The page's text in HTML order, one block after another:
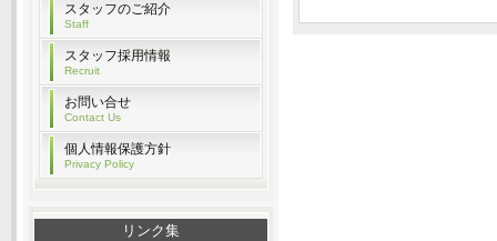
スタッフのご紹介
Staff
スタッフ採用情報
Recruit
お問い合せ
Contact Us
個人情報保護方針
Privacy Policy
リンク集